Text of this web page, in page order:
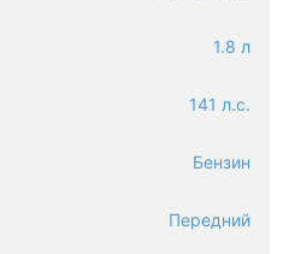
1.8 л
141 л.с.
Бензин
Передний